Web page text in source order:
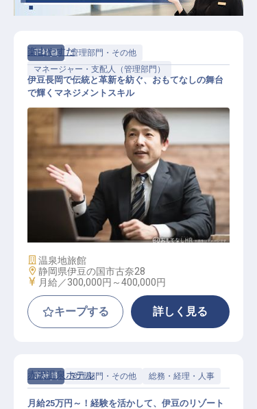
正社員
管理部門・その他
マネージャー・支配人（管理部門）
旅館マネージャー候補
楽山やすだ
伊豆長岡で伝統と革新を紡ぐ、おもてなしの舞台
で輝くマネジメントスキル
施設業態
温泉地旅館
勤務地
静岡県伊豆の国市古奈28
給与
月給／300,000円～400,000円
キープする 詳しく見る
正社員 管理部門・その他 総務・経理・人事
赤沢温泉ホテル
月給25万円～！経験を活かして、伊豆のリゾート